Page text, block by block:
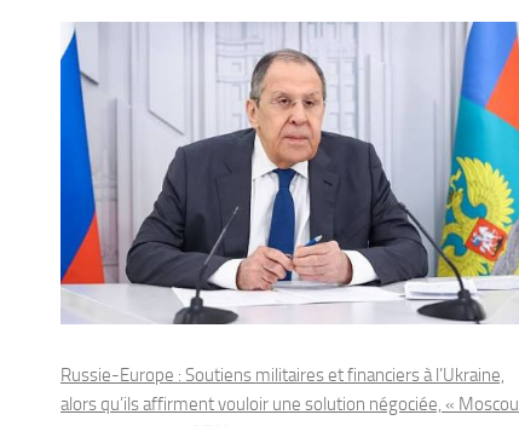
Russie-Europe : Soutiens militaires et financiers à l’Ukraine,
alors qu’ils affirment vouloir une solution négociée, « Moscou